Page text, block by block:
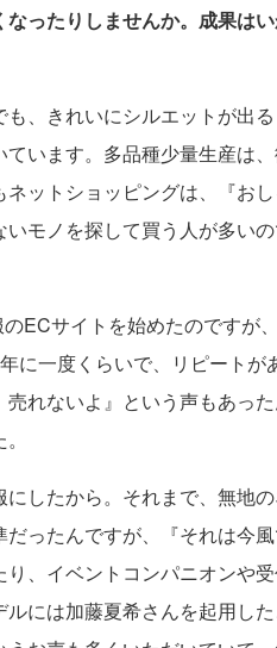
ったりしませんか。成果は
、きれいにシルエットが出
います。多品種少量生産は、
ットショッピングは、『お
モノを探して買う人が多い
ECサイトを始めたのですが
に一度くらいで、リピートが
れないよ』という声もあっ
したから。それまで、無地の
ったんですが、『それは今
、イベントコンパニオンや
には加藤夏希さんを起用した